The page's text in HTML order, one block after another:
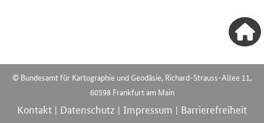
© Bundesamt für Kartographie und Geodäsie, Richard-Strauss-Allee 11,
60598 Frankfurt am Main
Kontakt | Datenschutz | Impressum | Barrierefreiheit